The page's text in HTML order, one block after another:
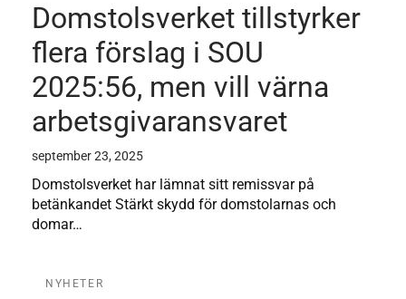
Domstolsverket tillstyrker
flera förslag i SOU
2025:56, men vill värna
arbetsgivaransvaret
september 23, 2025
Domstolsverket har lämnat sitt remissvar på
betänkandet Stärkt skydd för domstolarnas och
domar…
NYHETER